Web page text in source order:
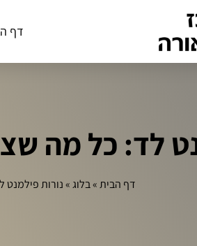
דף
לד: כל מה
דף הבית»בלוג»נורות